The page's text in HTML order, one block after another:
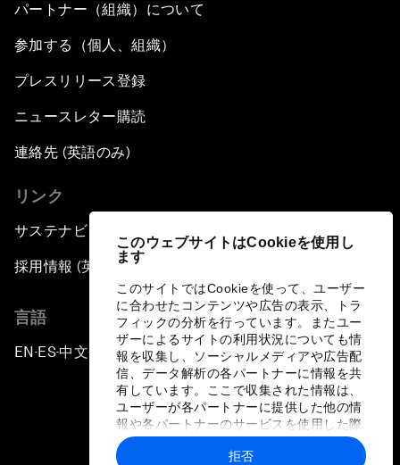
このウェブサイトはCookieを使用し
ます
このサイトではCookieを使って、ユーザー
に合わせたコンテンツや広告の表示、トラ
フィックの分析を行っています。またユー
ザーによるサイトの利用状況についても情
報を収集し、ソーシャルメディアや広告配
信、データ解析の各パートナーに情報を共
有しています。ここで収集された情報は、
ユーザーが各パートナーに提供した他の情
報や各パートナーのサービスを使用した際
に収集された情報と組み合わされ、各パー
トナーによって使用されることがありま
拒否
パートナー（組織）について
参加する（個人、組織）
プレスリリース登録
ニュースレター購読
連絡先 (英語のみ)
リンク
サステナビリティへの取り組み
採用情報 (英語のみ)
言語
EN ▪ES▪中文▪ 日本語